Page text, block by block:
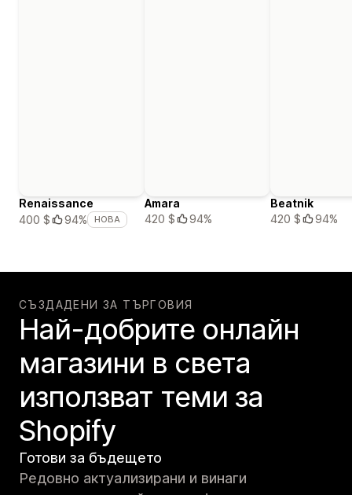
Renaissance
400 $
94% НОВА
Amara
420 $
94%
Beatnik
420 $
94%
СЪЗДАДЕНИ ЗА ТЪРГОВИЯ
Най-добрите онлайн
магазини в света
използват теми за
Shopify
Готови за бъдещето
Редовно актуализирани и винаги